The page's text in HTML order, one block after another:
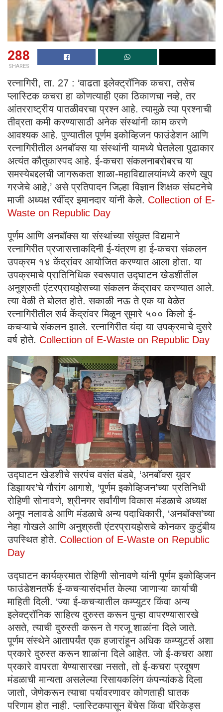
288
SHARES
रत्नागिरी, ता. 27 : ‘वाढता इलेक्ट्रॉनिक कचरा, तसेच
प्लास्टिक कचरा हा कोणत्याही एका ठिकाणचा नव्हे, तर
आंतरराष्ट्रीय पातळीवरचा प्रश्न आहे. त्यामुळे त्या प्रश्नाची
तीव्रता कमी करण्यासाठी अनेक संस्थांनी काम करणे
आवश्यक आहे. पुण्यातील पूर्णम इकोव्हिजन फाउंडेशन आणि
रत्नागिरीतील अनबॉक्स या संस्थांनी यामध्ये घेतलेला पुढाकार
अत्यंत कौतुकास्पद आहे. ई-कचरा संकलनाबरोबरच या
समस्येबद्दलची जागरूकता शाळा-महाविद्यालयांमध्ये करणे खूप
गरजेचे आहे,’ असे प्रतिपादन जिल्हा विज्ञान शिक्षक संघटनेचे
माजी अध्यक्ष रवींद्र इमानदार यांनी केले. Collection of E-
Waste on Republic Day
पूर्णम आणि अनबॉक्स या संस्थांच्या संयुक्त विद्यमाने
रत्नागिरीत प्रजासत्ताकदिनी ई-यंत्रण हा ई-कचरा संकलन
उपक्रम १४ केंद्रांवर आयोजित करण्यात आला होता. या
उपक्रमाचे प्रातिनिधिक स्वरूपात उद्घाटन खेडशीतील
अनुश्रुती एंटरप्रायझेसच्या संकलन केंद्रावर करण्यात आले.
त्या वेळी ते बोलत होते. सकाळी नऊ ते एक या वेळेत
रत्नागिरीतील सर्व केंद्रांवर मिळून सुमारे ५०० किलो ई-
कचऱ्याचे संकलन झाले. रत्नागिरीत यंदा या उपक्रमाचे दुसरे
वर्ष होते. Collection of E-Waste on Republic Day
उद्घाटन खेडशीचे सरपंच वसंत बंडबे, ‘अनबॉक्स युवर
डिझायर’चे गौरांग आगाशे, ‘पूर्णम इकोव्हिजन’च्या प्रतिनिधी
रोहिणी सोनावणे, श्रीनगर सर्वांगीण विकास मंडळाचे अध्यक्ष
अनूप नलावडे आणि मंडळाचे अन्य पदाधिकारी, ‘अनबॉक्स’च्या
नेहा गोखले आणि अनुश्रुती एंटरप्रायझेसचे कोनकर कुटुंबीय
उपस्थित होते. Collection of E-Waste on Republic
Day
उद्घाटन कार्यक्रमात रोहिणी सोनावणे यांनी पूर्णम इकोव्हिजन
फाउंडेशनतर्फे ई-कचऱ्यासंदर्भात केल्या जाणाऱ्या कार्याची
माहिती दिली. ‘ज्या ई-कचऱ्यातील कम्प्युटर किंवा अन्य
इलेक्ट्रॉनिक साहित्य दुरुस्त करून पुन्हा वापरण्यासारखे
असते, त्याची दुरुस्ती करून ते गरजू शाळांना दिले जाते.
पूर्णम संस्थेने आतापर्यंत एक हजारांहून अधिक कम्प्युटर्स अशा
प्रकारे दुरुस्त करून शाळांना दिले आहेत. जो ई-कचरा अशा
प्रकारे वापरता येण्यासारखा नसतो, तो ई-कचरा प्रदूषण
मंडळाची मान्यता असलेल्या रिसायकलिंग कंपन्यांकडे दिला
जातो, जेणेकरून त्याचा पर्यावरणावर कोणताही घातक
परिणाम होत नाही. प्लास्टिकपासून बेंचेस किंवा बॅरिकेड्स